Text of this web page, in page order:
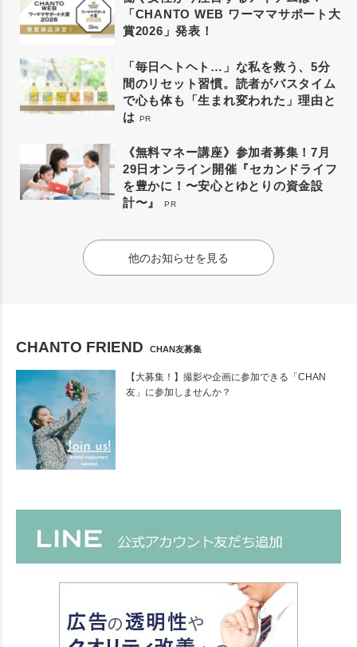
「CHANTO WEB ワーママサポート大
賞2026」発表！
「毎日ヘトヘト…」な私を救う、5分
間のリセット習慣。読者がバスタイム
で心も体も「生まれ変われた」理由と
は PR
《無料マネー講座》参加者募集！7月
29日オンライン開催『セカンドライフ
を豊かに！〜安心とゆとりの資金設
計〜』
PR
他のお知らせを見る
CHANTO FRIEND CHAN友募集
【大募集！】撮影や企画に参加できる「CHAN
友」に参加しませんか？